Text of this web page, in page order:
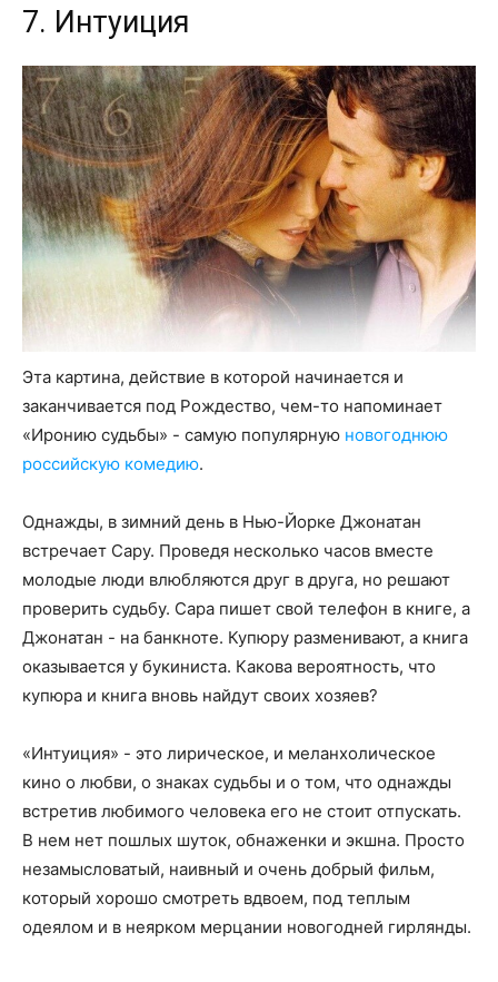
7. Интуиция
Эта картина, действие в которой начинается и
заканчивается под Рождество, чем-то напоминает
«Иронию судьбы» - самую популярную новогоднюю
российскую комедию.
Однажды, в зимний день в Нью-Йорке Джонатан
встречает Сару. Проведя несколько часов вместе
молодые люди влюбляются друг в друга, но решают
проверить судьбу. Сара пишет свой телефон в книге, а
Джонатан - на банкноте. Купюру разменивают, а книга
оказывается у букиниста. Какова вероятность, что
купюра и книга вновь найдут своих хозяев?
«Интуиция» - это лирическое, и меланхолическое
кино о любви, о знаках судьбы и о том, что однажды
встретив любимого человека его не стоит отпускать.
В нем нет пошлых шуток, обнаженки и экшна. Просто
незамысловатый, наивный и очень добрый фильм,
который хорошо смотреть вдвоем, под теплым
одеялом и в неярком мерцании новогодней гирлянды.